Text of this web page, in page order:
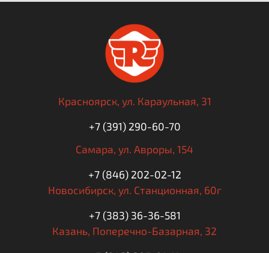
Красноярск, ул. Караульная, 31
+7 (391) 290-60-70
Самара, ул. Авроры, 154
+7 (846) 202-02-12
Новосибирск, ул. Станционная, 60г
+7 (383) 36-36-581
Казань, Поперечно-Базарная, 32